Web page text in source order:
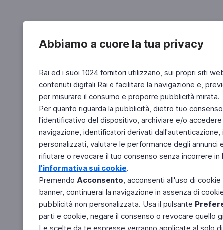
Abbiamo a cuore la tua privacy
Rai ed i suoi 1024 fornitori utilizzano, sui propri siti
contenuti digitali Rai e facilitare la navigazione e,
per misurare il consumo e proporre pubblicità mirata.
Per quanto riguarda la pubblicità, dietro tuo
l'identificativo del dispositivo, archiviare e/o
navigazione, identificatori derivati
personalizzati, valutare le performance degli
rifiutare o revocare il tuo consenso senza incorrere
l'informativa sui cookie.
Premendo Acconsento, acconsenti all'uso di
banner, continuerai la navigazione in assenza di
pubblicità non personalizzata. Usa il pulsante
parti e cookie, negare il consenso o revocare quello
Le scelte da te espresse verranno applicate al solo